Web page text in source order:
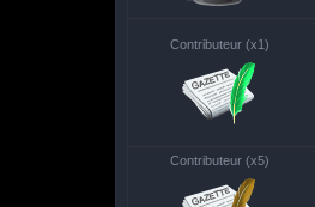
Contributeur (x1)
Contributeur (x5)